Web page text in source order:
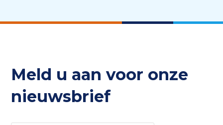
Meld u aan voor onze
nieuwsbrief